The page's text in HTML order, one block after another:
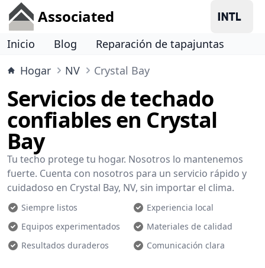
Associated
Inicio Blog
Reparación de tapajuntas
Hogar
NV Crystal Bay
Servicios de techado
confiables en Crystal
Bay
Tu techo protege tu hogar. Nosotros lo mantenemos
fuerte. Cuenta con nosotros para un servicio rápido y
cuidadoso en Crystal Bay, NV, sin importar el clima.
Siempre listos
Experiencia local
Equipos experimentados
Materiales de calidad
Resultados duraderos
Comunicación clara